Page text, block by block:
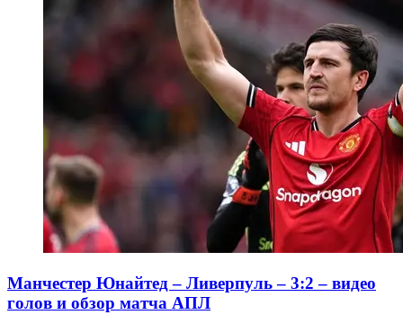
Манчестер Юнайтед – Ливерпуль – 3:2 – видео
голов и обзор матча АПЛ